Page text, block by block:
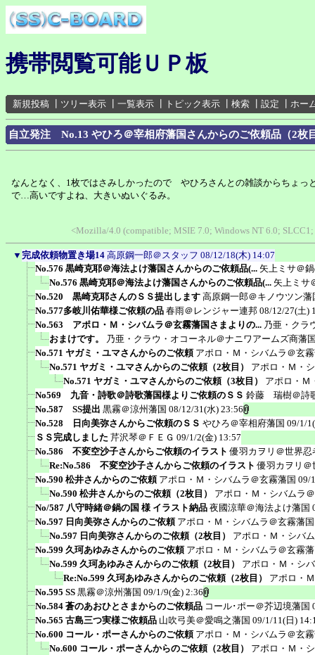
携帯閲覧可能ＵＰ板
新規投稿 ツリー表示 一覧表示 トピック表示 検索 設定 ホー
自立発注 No.13 やひろ＠宰相府藩国さんからのご依頼品（2枚
なんとなく、1枚ではさみしかったので やひろさんとの雑談からちょっ
で…高いですよね、大きいぬいぐるみ。
<Mozilla/4.0 (compatible; MSIE 7.0; Windows NT 6.0;
▼ 完成依頼物置き場14 高原鋼一郎＠スタッフ 08/12/18(木) 14:07
No.576 黒崎克耶＠海法よけ藩国さんからのご依頼品(... 矢上ミサ＠
No.576 黒崎克耶＠海法よけ藩国さんからのご依頼品(... 矢上ミサ
No.520 黒崎克耶さんのＳＳ提出します 高原鋼一郎＠キノウツン藩
No.577多岐川佑華様ご依頼の品 春雨＠レンジャー連邦 08/12/27(土)
No.563 アポロ・Ｍ・シバムラ＠玄霧藩国さまよりの... 乃亜・クラ
おまけです。
乃亜・クラウ・オコーネル＠ナニワアームズ商藩
No.571 ヤガミ・ユマさんからのご依頼 アポロ・Ｍ・シバムラ＠玄
No.571 ヤガミ・ユマさんからのご依頼（2枚目）
アポロ・Ｍ・
No.571 ヤガミ・ユマさんからのご依頼（3枚目）
アポロ・Ｍ
No569 九音・詩歌＠詩歌藩国様よりご依頼のＳＳ 鈴藤 瑞樹＠詩
No.587 SS提出 黒霧＠涼州藩国 08/12/31(水) 23:56
No.528 日向美弥さんからご依頼のＳＳ やひろ＠宰相府藩国 09/1/
ＳＳ完成しました 芹沢琴＠ＦＥＧ 09/1/2(金) 13:57
No.586 不変空沙子さんからご依頼のイラスト 優羽カヲリ＠世界忍
Re:No.586 不変空沙子さんからご依頼のイラスト 優羽カヲリ＠
No.590 松井さんからのご依頼 アポロ・Ｍ・シバムラ＠玄霧藩国 09/
No.590 松井さんからのご依頼（2枚目）
アポロ・Ｍ・シバムラ
No/587 八守時緒＠鍋の国 様 イラスト納品 夜國涼華＠海法よけ藩国
No.597 日向美弥さんからのご依頼 アポロ・Ｍ・シバムラ＠玄霧藩国
No.597 日向美弥さんからのご依頼（2枚目）
アポロ・Ｍ・シバ
No.599 久珂あゆみさんからのご依頼 アポロ・Ｍ・シバムラ＠玄霧
No.599 久珂あゆみさんからのご依頼（2枚目）
アポロ・Ｍ・シ
Re:No.599 久珂あゆみさんからのご依頼（2枚目）
アポロ・
No.595 SS 黒霧＠涼州藩国 09/1/9(金) 2:36
No.584 蒼のあおひとさまからのご依頼品 コール･ポー＠芥辺境藩国
No.565 古島三つ実様ご依頼品 山吹弓美＠愛鳴之藩国 09/1/11(日)
No.600 コール・ポーさんからのご依頼 アポロ・Ｍ・シバムラ＠玄
No.600 コール・ポーさんからのご依頼（2枚目）
アポロ・Ｍ・